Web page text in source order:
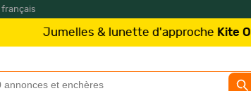
français
& lunette d'approcheKite Optics à